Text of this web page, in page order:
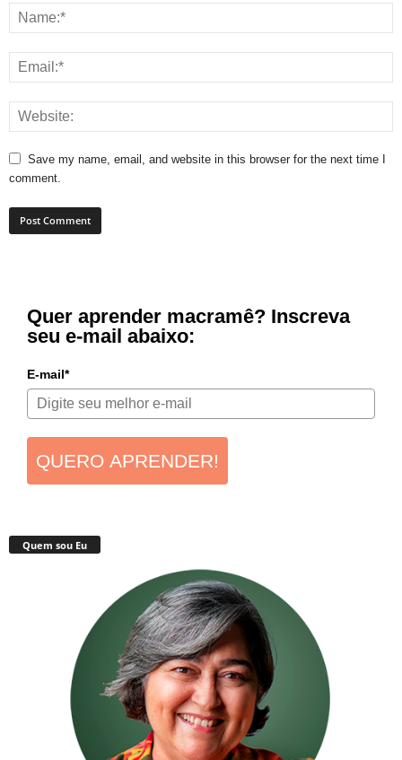
Save my name, email, and website in this browser for the next time I
comment.
Quer aprender macramê? Inscreva
seu e-mail abaixo:
E-mail*
QUERO APRENDER!
Quem sou Eu